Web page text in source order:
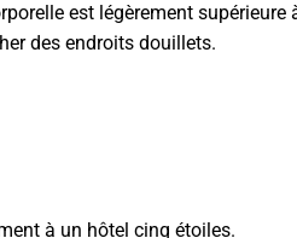
est légèrement
des endroits douillets.
à un hôtel cinq étoiles.